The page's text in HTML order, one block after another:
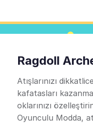
Ragdoll
Atışlarınızı
kafatasları
oklarınızı
Oyunculu Modda,